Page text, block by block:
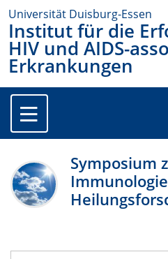
Universität Duisburg-Essen
Institut für die
HIV und AIDS-
Erkrankungen
Symposium